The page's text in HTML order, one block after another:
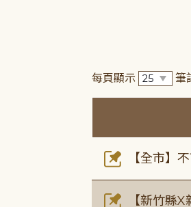
每頁顯示 筆
【全市】
【新竹縣